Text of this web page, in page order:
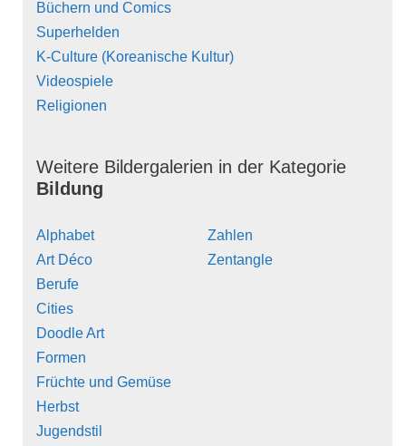
Büchern und Comics
Superhelden
K-Culture (Koreanische Kultur)
Videospiele
Religionen
Weitere Bildergalerien in der Kategorie
Bildung
Alphabet
Art Déco
Berufe
Cities
Doodle Art
Formen
Früchte und Gemüse
Herbst
Jugendstil
Zahlen
Zentangle